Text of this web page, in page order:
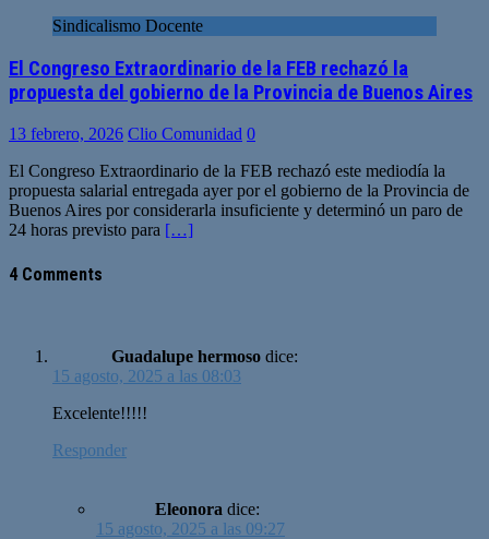
Sindicalismo Docente
El Congreso Extraordinario de la FEB rechazó la
propuesta del gobierno de la Provincia de Buenos Aires
13 febrero, 2026 Clio Comunidad 0
El Congreso Extraordinario de la FEB rechazó este mediodía la
propuesta salarial entregada ayer por el gobierno de la Provincia de
Buenos Aires por considerarla insuficiente y determinó un paro de
24 horas previsto para […]
4 Comments
Guadalupe hermoso dice:
15 agosto, 2025 a las 08:03
Excelente!!!!!
Responder
Eleonora dice:
15 agosto, 2025 a las 09:27